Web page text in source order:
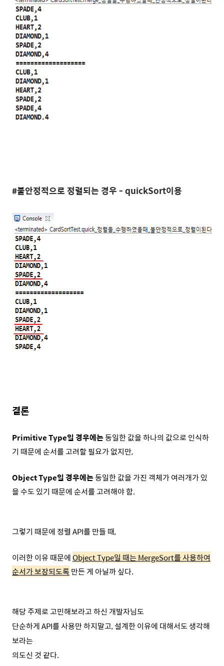
#불안정적으로 정렬되는 경우 - quickSort이용
결론
Primitive Type일 경우에는동일한 값을 하나의 값으로 인식하
기 때문에 순서를 고려할 필요가 없지만,
Object Type일 경우에는동일한 값을 가진 객체가 여러개가 있
을 수도 있기 때문에 순서를 고려해야 함.
그렇기 때문에 정렬 API를 만들 때,
이러한 이유 때문에Object Type일 때는 MergeSort를 사용하여
순서가 보장되도록 만든 게 아닐까 싶다.
해당 주제로 고민해보라고 하신 개발자님도
단순하게 API를 사용만 하지말고, 설계한 이유에 대해서도 생각해
보라는
의도신 것 같다.